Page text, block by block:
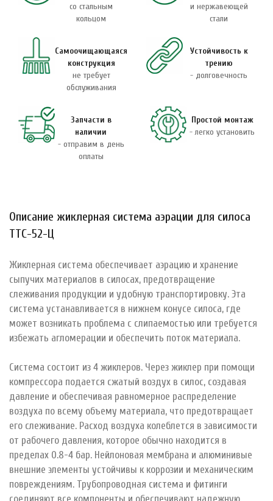
со стальным
кольцом
и нержавеющей
стали
Самоочищающаяся
конструкция
не требует
обслуживания
Устойчивость к
трению
- долговечность
Запчасти в
наличии
- отправим в день
оплаты
Простой монтаж
- легко установить
Описание жиклерная система аэрации для силоса
ТТС-52-Ц
Жиклерная система обеспечивает аэрацию и хранение
сыпучих материалов в силосах, предотвращение
слеживания продукции и удобную транспортировку. Эта
система устанавливается в нижнем конусе силоса, где
может возникать проблема с слипаемостью или требуется
избежать агломерации и обеспечить поток материала.
Система состоит из 4 жиклеров. Через жиклер при помощи
компрессора подается сжатый воздух в силос, создавая
давление и обеспечивая равномерное распределение
воздуха по всему объему материала, что предотвращает
его слеживание. Расход воздуха колеблется в зависимости
от рабочего давления, которое обычно находится в
пределах 0.8-4 бар. Нейлоновая мембрана и алюминивые
внешние элементы устойчивы к коррозии и механическим
повреждениям. Трубопроводная система и фитинги
соединяют все компоненты и обеспечивают надежную